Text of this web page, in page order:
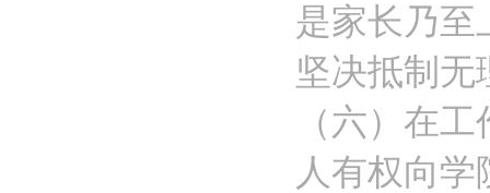
是家长乃至
坚决抵制无
（六）在
人有权向